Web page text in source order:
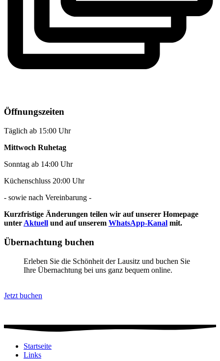
Öffnungszeiten
Täglich ab 15:00 Uhr
Mittwoch Ruhetag
Sonntag ab 14:00 Uhr
Küchenschluss 20:00 Uhr
- sowie nach Vereinbarung -
Kurzfristige Änderungen teilen wir auf unserer Homepage
unter Aktuell und auf unserem WhatsApp-Kanal mit.
Übernachtung buchen
Erleben Sie die Schönheit der Lausitz und buchen Sie
Ihre Übernachtung bei uns ganz bequem online.
Jetzt buchen
Startseite
Links